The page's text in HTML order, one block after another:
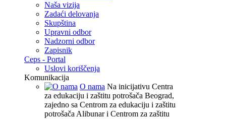
Naša vizija
Zadaći delovanja
Skupština
Upravni odbor
Nadzorni odbor
Zapisnik
Ceps - Portal
Uslovi koriščenja
Komunikacija
O nama Na inicijativu Centra
za edukaciju i zaštitu potrošača Beograd,
zajedno sa Centrom za edukaciju i zaštitu
potrošača Alibunar i Centrom za zaštitu